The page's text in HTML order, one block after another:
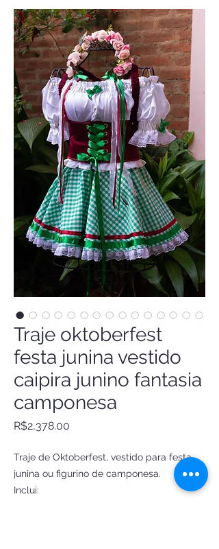
Traje oktoberfest
festa junina vestido
caipira junino fantasia
camponesa
R$2,378.00
Traje de Oktoberfest, vestido para festa
junina ou figurino de camponesa.
Inclui: